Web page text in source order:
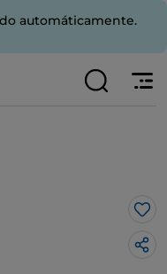
automáticamente.
Me